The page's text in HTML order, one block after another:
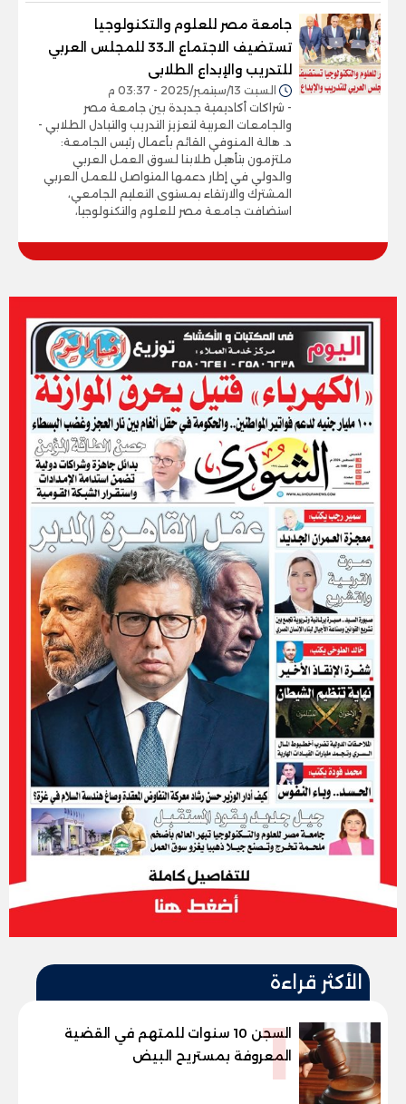
جامعة مصر للعلوم والتكنولوجيا
تستضيف الاجتماع الـ33 للمجلس العربي
للتدريب والإبداع الطلابى
السبت 13/سبتمبر/2025 - 03:37 م
- شراكات أكاديمية جديدة بين جامعة مصر
والجامعات العربية لتعزيز التدريب والتبادل الطلابي -
د. هالة المنوفي القائم بأعمال رئيس الجامعة:
ملتزمون بتأهيل طلابنا لسوق العمل العربي
والدولي في إطار دعمها المتواصل للعمل العربي
المشترك والارتقاء بمستوى التعليم الجامعي،
استضافت جامعة مصر للعلوم والتكنولوجيا،
الأكثر قراءة
1
السجن 10 سنوات للمتهم في القضية
المعروفة بمستريح البيض